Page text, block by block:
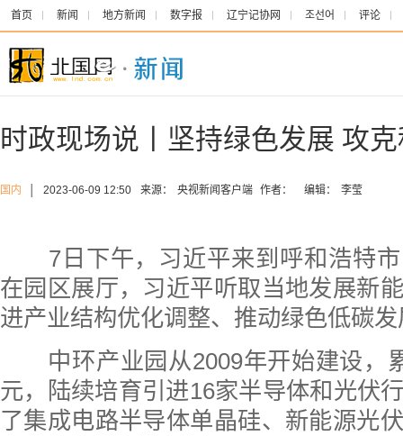
首页 新闻 地方新闻 数字报 辽宁记协网 조선어 评论
时政现场说丨坚持绿色发展 攻
国内 2023-06-09 12:50 来源： 央视新闻客户端 作者： 编辑： 李莹
7日下午，习近平来到呼和浩特市
在园区展厅，习近平听取当地发展新
进产业结构优化调整、推动绿色低碳
中环产业园从2009年开始建设，
元，陆续培育引进16家半导体和光伏
了集成电路半导体单晶硅、新能源光